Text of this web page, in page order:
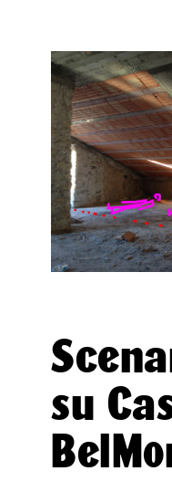
su
🔥
Public
✨ Cosmo